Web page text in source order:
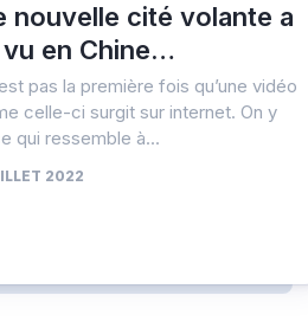
nouvelle cité volante a
en Chine…
pas la première fois qu’une vidéo
celle-ci surgit sur internet. On y
qui ressemble à...
2022